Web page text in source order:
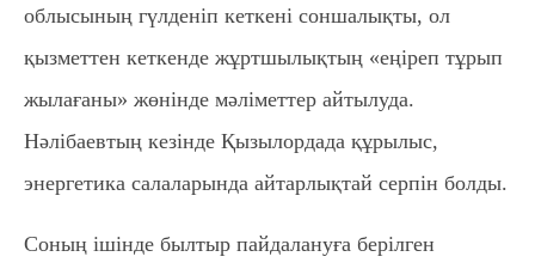
облысының гүлденіп кеткені соншалықты, ол
қызметтен кеткенде жұртшылықтың «еңіреп тұрып
жылағаны» жөнінде мәліметтер айтылуда.
Нәлібаевтың кезінде Қызылордада құрылыс,
энергетика салаларында айтарлықтай серпін болды.
Соның ішінде былтыр пайдалануға берілген